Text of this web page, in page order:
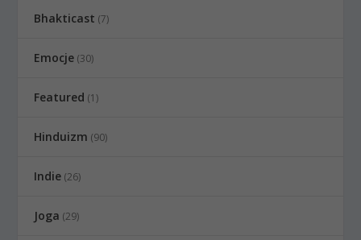
Bhakticast (7)
Emocje (30)
Featured (1)
Hinduizm (90)
Indie (26)
Joga (29)